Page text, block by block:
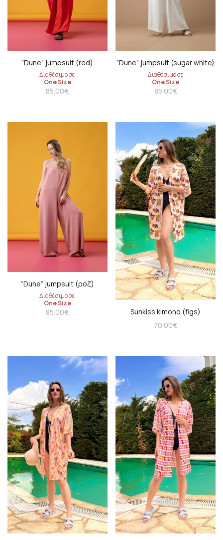
”Dune” jumpsuit (red)
Διαθέσιμο σε
One Size
85.00€
”Dune” jumpsuit (sugar white)
Διαθέσιμο σε
One Size
85.00€
”Dune” jumpsuit (ροζ)
Διαθέσιμο σε
One Size
85.00€
Sunkiss kimono (figs)
70.00€